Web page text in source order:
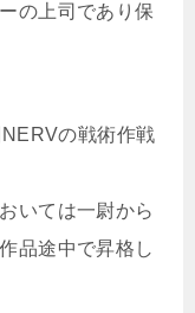
の上司であり保
の戦術作戦
いては一尉から
品途中で昇格し